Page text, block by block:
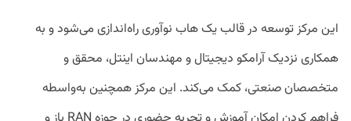
این مرکز توسعه در قالب یک هاب نوآوری راه‌اندازی می‌شود و به
همکاری نزدیک آرامکو دیجیتال و مهندسان اینتل، محقق و
متخصصان صنعتی، کمک می‌کند. این مرکز همچنین به‌واسطه